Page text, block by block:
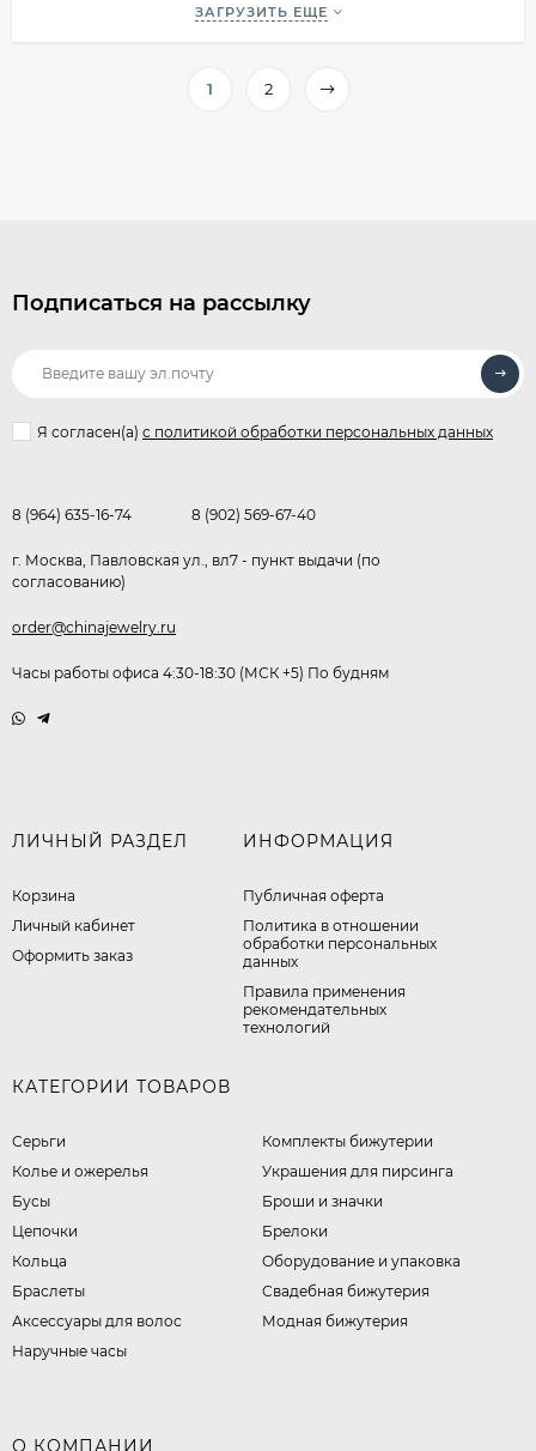
ЗАГРУЗИТЬ ЕЩЕ
1 2
Подписаться на рассылку
Я согласен(a) с политикой обработки персональных данных
8 (964) 635-16-74 8 (902) 569-67-40
г. Москва, Павловская ул., вл7 - пункт выдачи (по
согласованию)
order@chinajewelry.ru
Часы работы офиса 4:30-18:30 (МСК +5) По будням
ЛИЧНЫЙ РАЗДЕЛ
Корзина
Личный кабинет
Оформить заказ
ИНФОРМАЦИЯ
Публичная оферта
​Политика в отношении
обработки персональных
данных
Правила применения
рекомендательных
технологий
КАТЕГОРИИ ТОВАРОВ
Серьги
Колье и ожерелья
Бусы
Цепочки
Кольца
Браслеты
Аксессуары для волос
Наручные часы
Комплекты бижутерии
Украшения для пирсинга
Броши и значки
Брелоки
Оборудование и упаковка
Свадебная бижутерия
Модная бижутерия